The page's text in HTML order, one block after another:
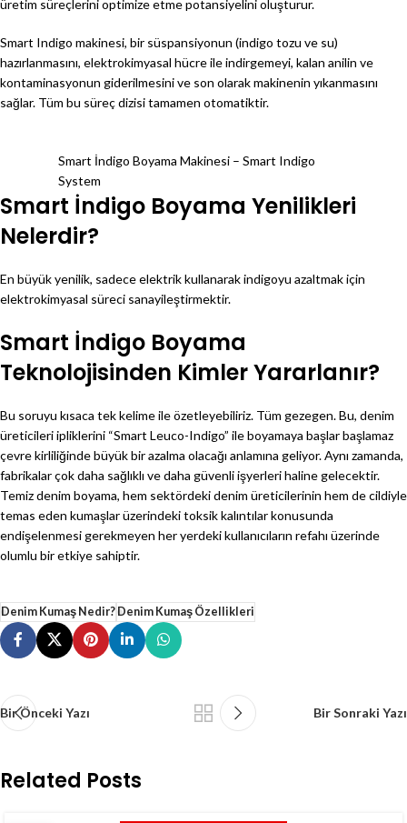
üretim süreçlerini optimize etme potansiyelini oluşturur.
Smart Indigo makinesi, bir süspansiyonun (indigo tozu ve su)
hazırlanmasını, elektrokimyasal hücre ile indirgemeyi, kalan anilin ve
kontaminasyonun giderilmesini ve son olarak makinenin yıkanmasını
sağlar. Tüm bu süreç dizisi tamamen otomatiktir.
Smart İndigo Boyama Makinesi – Smart Indigo
System
Smart İndigo Boyama Yenilikleri
Nelerdir?
En büyük yenilik, sadece elektrik kullanarak indigoyu azaltmak için
elektrokimyasal süreci sanayileştirmektir.
Smart İndigo Boyama
Teknolojisinden Kimler Yararlanır?
Bu soruyu kısaca tek kelime ile özetleyebiliriz. Tüm gezegen. Bu, denim
üreticileri ipliklerini “Smart Leuco-Indigo” ile boyamaya başlar başlamaz
çevre kirliliğinde büyük bir azalma olacağı anlamına geliyor. Aynı zamanda,
fabrikalar çok daha sağlıklı ve daha güvenli işyerleri haline gelecektir.
Temiz denim boyama, hem sektördeki denim üreticilerinin hem de cildiyle
temas eden kumaşlar üzerindeki toksik kalıntılar konusunda
endişelenmesi gerekmeyen her yerdeki kullanıcıların refahı üzerinde
olumlu bir etkiye sahiptir.
Denim Kumaş Nedir?Denim Kumaş Özellikleri
Bir Önceki Yazı Bir Sonraki Yazı
Related Posts